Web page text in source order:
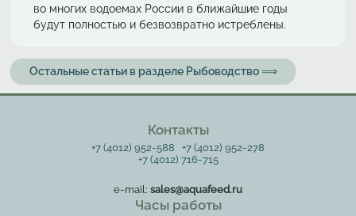
во многих водоемах России в ближайшие годы
будут полностью и безвозвратно истреблены.
Остальные статьи в разделе Рыбоводство ⟹
Контакты
+7 (4012) 952-588
+7 (4012) 952-278
+7 (4012) 716-715
e-mail: sales@aquafeed.ru
Часы работы